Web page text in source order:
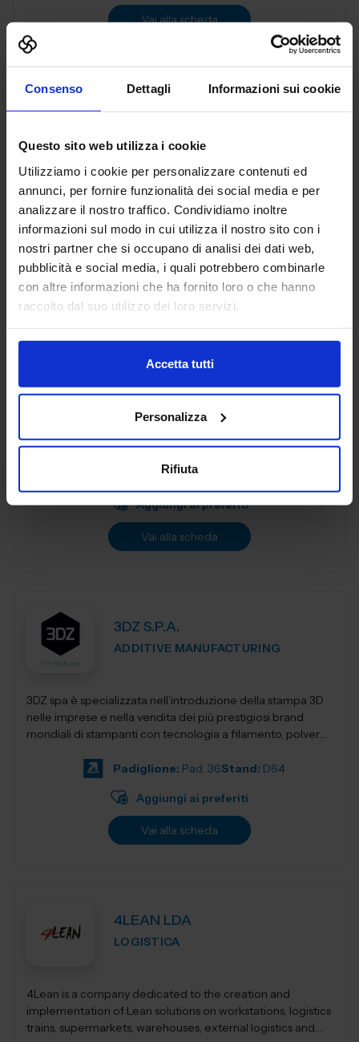
Consenso Dettagli Informazioni sui cookie
Questo sito web utilizza i cookie
Utilizziamo i cookie per personalizzare contenuti ed
annunci, per fornire funzionalità dei social media e per
analizzare il nostro traffico. Condividiamo inoltre
informazioni sul modo in cui utilizza il nostro sito con i
nostri partner che si occupano di analisi dei dati web,
pubblicità e social media, i quali potrebbero combinarle
con altre informazioni che ha fornito loro o che hanno
raccolto dal suo utilizzo dei loro servizi.
Accetta tutti
Personalizza
Rifiuta
Vai alla scheda
3D PRINT ITALIA SRL
Padiglione:
Aggiungi ai preferiti
Vai alla scheda
service professionale di stampa 3D a professionisti ed
aziende. Copriamo le principali tecnologie di
Padiglione: Pad. 36
Aggiungi ai preferiti
Vai alla scheda
3DZ S.P.A.
ADDITIVE MANUFACTURING
3DZ spa è specializzata nell’introduzione della stampa 3D
nelle imprese e nella vendita dei più prestigiosi brand
mondiali di stampanti con tecnologia a filamento, polvere,
Padiglione: Pad. 36Stand: D64
Aggiungi ai preferiti
Vai alla scheda
4LEAN LDA
LOGISTICA
4Lean is a company dedicated to the creation and
implementation of Lean solutions on workstations, logistics
trains, supermarkets, warehouses, external logistics and